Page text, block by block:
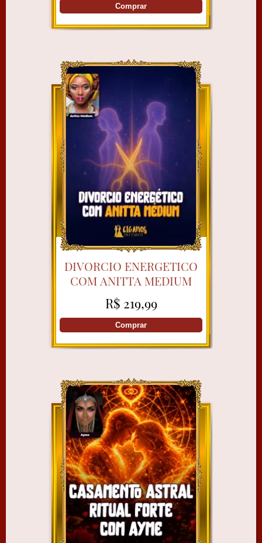
Comprar
DIVORCIO ENERGETICO
COM ANITTA MEDIUM
R$ 219,99
Comprar